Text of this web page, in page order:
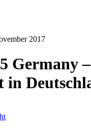
2017
Germany –
in